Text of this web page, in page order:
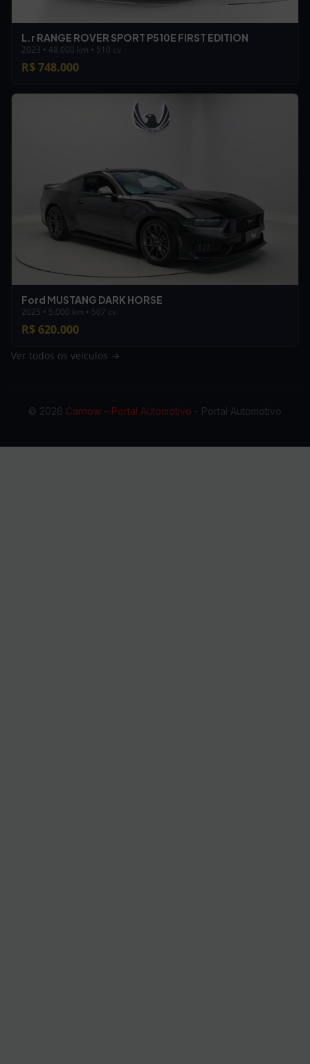
L.r RANGE ROVER SPORT P510E FIRST EDITION
2023 • 48.000 km • 510 cv
R$ 748.000
Ford MUSTANG DARK HORSE
2025 • 5.000 km • 507 cv
R$ 620.000
Ver todos os veículos →
© 2026 Carnow – Portal Automotivo - Portal Automotivo